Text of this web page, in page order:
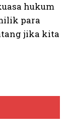
hukum
para
jika kita